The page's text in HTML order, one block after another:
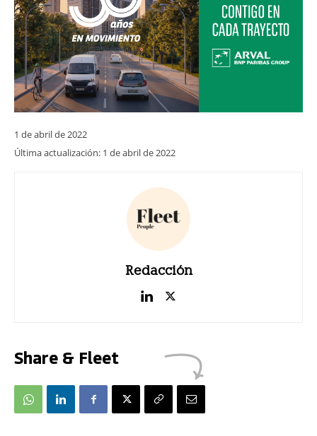
1 de abril de 2022
Última actualización: 1 de abril de 2022
Redacción
Share & Fleet